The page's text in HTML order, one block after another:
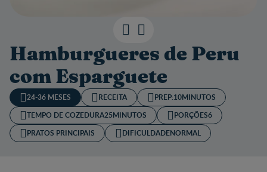
Hamburgueres de Peru
com Esparguete
24-36 MESES RECEITA PREP:10MINUTOS
TEMPO DE COZEDURA​25MINUTOS PORÇÕES6
PRATOS PRINCIPAIS
DIFICULDADENORMAL